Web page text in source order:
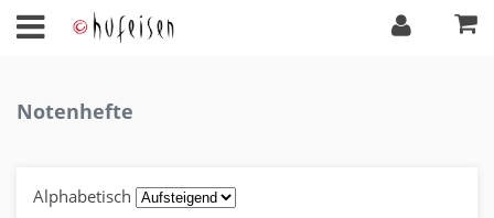
Notenhefte
Alphabetisch